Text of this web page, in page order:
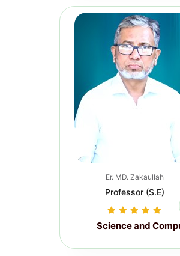
Induction Course for
Appointed Junior
Campus Training) RCD,
Read more...
Er. MD. Zakaullah
Professor (S.E)
Science and